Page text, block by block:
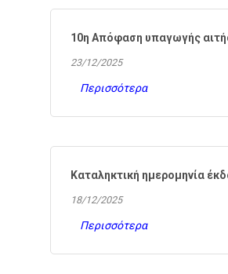
10η Απόφαση υπαγωγής
23/12/2025
Περισσότερα
Καταληκτική ημερομηνία
18/12/2025
Περισσότερα